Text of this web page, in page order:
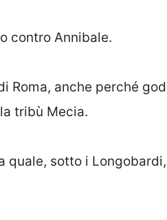
contro Annibale.
Roma, anche perché
tribù Mecia.
quale, sotto i Longobardi,